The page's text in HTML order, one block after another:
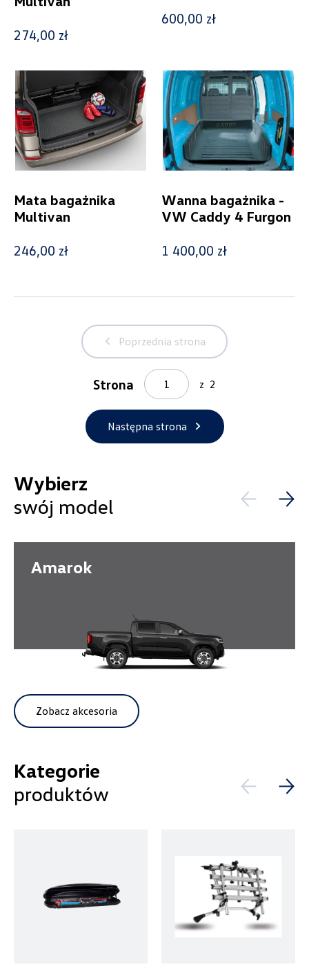
274,00 zł
600,00 zł
Mata bagażnika
Multivan
246,00 zł
Wanna bagażnika -
VW Caddy 4 Furgon
1 400,00 zł
Poprzednia strona
Strona z 2
Następna strona
Wybierz
swój model
Amarok
Zobacz akcesoria
Kategorie
produktów
Wybierz dealera obsługującego
Twoje zapytanie
Wpisz lokalizację
Alexas Car Service
czesci@vw.alexas.pl
Auto Forum
ul. Wyszogrodzka 154, Płock
Auto Group Luzar
ul. Krakowska 33, Wieliczka
czescivw@autoluzar.pl
ul. Warszawska 360, Bielsko-Biała
+48 413 350 222
czesci@vwautocentrum.com.pl